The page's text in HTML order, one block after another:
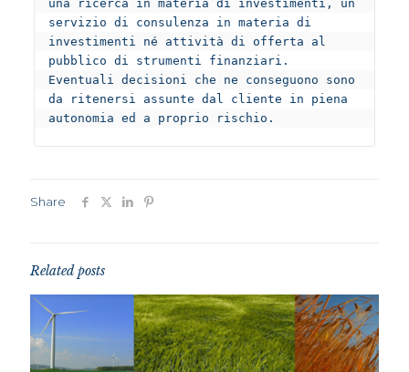
una ricerca in materia di investimenti, un
servizio di consulenza in materia di
investimenti né attività di offerta al
pubblico di strumenti finanziari.
Eventuali decisioni che ne conseguono sono
da ritenersi assunte dal cliente in piena
Share
Related posts